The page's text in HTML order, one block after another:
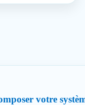
votre